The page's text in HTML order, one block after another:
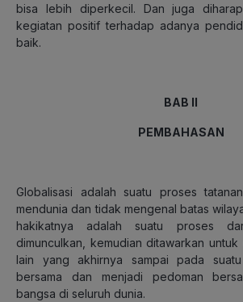
bisa lebih diperkecil. Dan juga
kegiatan positif terhadap adanya
baik.
BAB II
PEMBAHASAN
Globalisasi adalah suatu proses
mendunia dan tidak mengenal batas
hakikatnya adalah suatu proses
dimunculkan, kemudian ditawarkan
lain yang akhirnya sampai pada
bersama dan menjadi pedoman
bangsa di seluruh dunia.